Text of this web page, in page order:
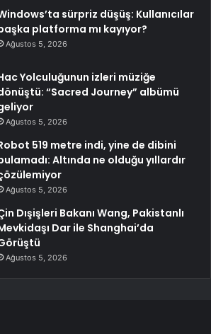
sürpriz düşüş: Kullanıcılar
platforma mı kayıyor?
Ağustos 5, 2026
Yolculuğunun izleri müziğe
“Sacred Journey” albümü
Ağustos 5, 2026
519 metre indi, yine de dibini
Altında ne olduğu yıllardır
Ağustos 5, 2026
Dışişleri Bakanı Wang, Pakistanlı
Dar ile Shanghai’da
Ağustos 5, 2026